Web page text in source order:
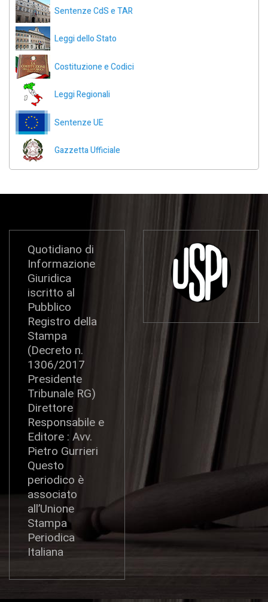
Sentenze CdS e TAR
Leggi dello Stato
Costituzione e Codici
Leggi Regionali
Sentenze UE
Gazzetta Ufficiale
Quotidiano di
Informazione
Giuridica
iscritto al
Pubblico
Registro della
Stampa
(Decreto n.
1306/2017
Presidente
Tribunale RG)
Direttore
Responsabile e
Editore : Avv.
Pietro Gurrieri
Questo
periodico è
associato
all’Unione
Stampa
Periodica
Italiana